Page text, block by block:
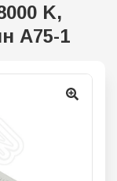
K,
A75-1